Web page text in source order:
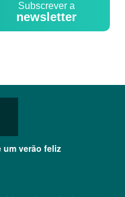
Subscrever a
newsletter
um verão feliz